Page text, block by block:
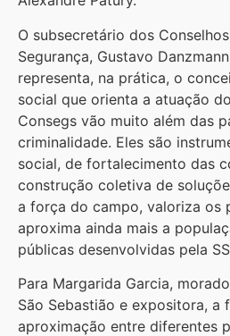
O subsecretário dos
Segurança, Gustavo
representa, na prática, o
social que orienta a atuação
Consegs vão muito além das
criminalidade. Eles são
social, de fortalecimento das
construção coletiva de
a força do campo, valoriza os
aproxima ainda mais a
públicas desenvolvidas pela
Para Margarida Garcia,
São Sebastião e expositora, a
aproximação entre diferentes